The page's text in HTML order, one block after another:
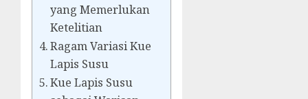
yang Memerlukan
Ketelitian
Ragam Variasi Kue
Lapis Susu
Kue Lapis Susu